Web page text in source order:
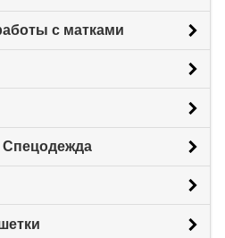
с матками